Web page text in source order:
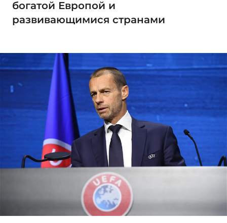
богатой Европой и
развивающимися странами